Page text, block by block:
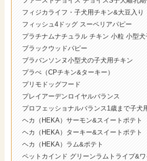
フィジカライフ・子犬用チキン&大豆入り
フィッシュ4ドッグ スーペリアパピー
プラチナムナチュラル チキン 小粒 小型犬
ブラックウッドパピー
ブラバンソンヌ小型犬の子犬用チキン
プラぺ（CPチキン&ターキー）
プリモドッグフード
プレイアーデンロイヤルバランス
プロフェッショナルバランス1歳まで子犬
ヘカ（HEKA）サーモン&スイートポテト
ヘカ（HEKA）ターキー&スイートポテト
ヘカ（HEKA）ラム&ポテト
ペットカインド グリーンラムトライプ&